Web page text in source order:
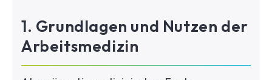
1. Grundlagen und Nutzen der
Arbeitsmedizin